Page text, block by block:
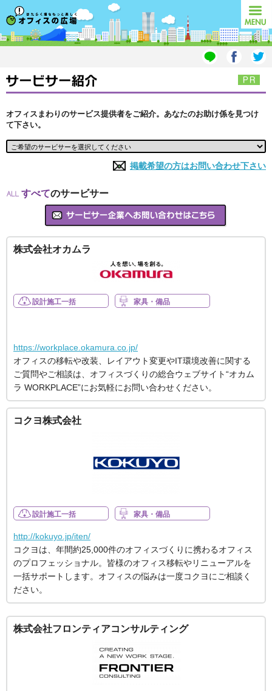
オフィスの広場 MENU
オフィスまわりのサービス提供者をご紹介。あなたのお助け係を見つけ
て下さい。
掲載希望の方はお問い合わせ下さい
すべてのサービサー
株式会社オカムラ
設計施工一括 家具・備品
https://workplace.okamura.co.jp/
オフィスの移転や改装、レイアウト変更やIT環境改善に関する
ご質問やご相談は、オフィスづくりの総合ウェブサイト“オカム
ラ WORKPLACE”にお気軽にお問い合わせください。
コクヨ株式会社
設計施工一括 家具・備品
http://kokuyo.jp/iten/
コクヨは、年間約25,000件のオフィスづくりに携わるオフィス
のプロフェッショナル。皆様のオフィス移転やリニューアルを
一括サポートします。オフィスの悩みは一度コクヨにご相談く
ださい。
株式会社フロンティアコンサルティング